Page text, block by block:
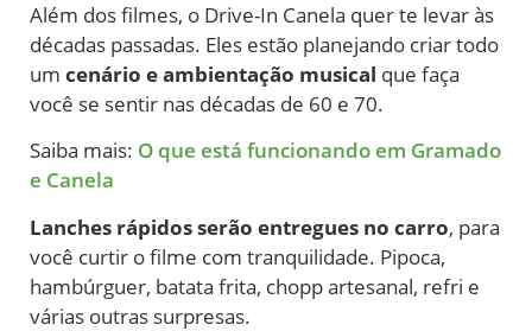
Além dos filmes, o Drive-In Canela quer te levar às
décadas passadas. Eles estão planejando criar todo
um cenário e ambientação musical que faça
você se sentir nas décadas de 60 e 70.
Saiba mais: O que está funcionando em Gramado
e Canela
Lanches rápidos serão entregues no carro, para
você curtir o filme com tranquilidade. Pipoca,
hambúrguer, batata frita, chopp artesanal, refri e
várias outras surpresas.